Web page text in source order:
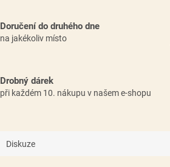
Doručení do druhého dne
na jakékoliv místo
Drobný dárek
při každém 10. nákupu v našem e-shopu
Diskuze